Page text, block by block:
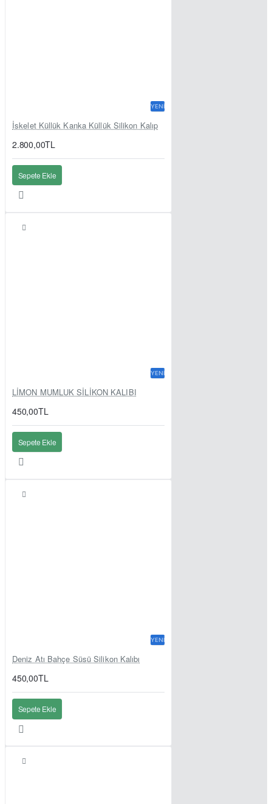
YENI
İskelet Küllük Kanka Küllük Silikon Kalıp
2.800,00TL
Sepete Ekle
YENI
LİMON MUMLUK SİLİKON KALIBI
450,00TL
Sepete Ekle
YENI
Deniz Atı Bahçe Süsü Silikon Kalıbı
450,00TL
Sepete Ekle